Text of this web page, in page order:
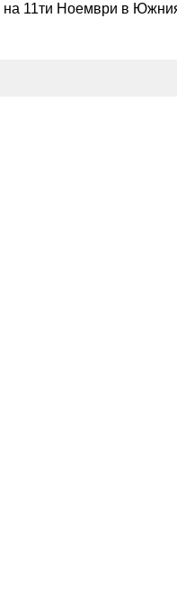
на 11ти Ноември в